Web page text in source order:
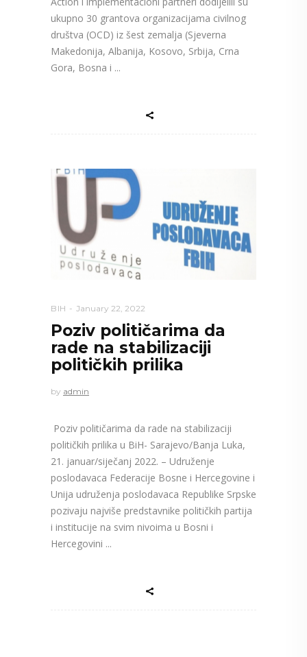
ukupno 30 grantova organizacijama civilnog
društva (OCD) iz šest zemalja (Sjeverna
Makedonija, Albanija, Kosovo, Srbija, Crna
Gora, Bosna i
BIH January 22, 2022
Poziv političarima da
rade na stabilizaciji
političkih prilika
by admin
Poziv političarima da rade na stabilizaciji
političkih prilika u BiH- Sarajevo/Banja Luka,
21. januar/siječanj 2022. – Udruženje
poslodavaca Federacije Bosne i Hercegovine i
Unija udruženja poslodavaca Republike Srpske
pozivaju najviše predstavnike političkih partija
i institucije na svim nivoima u Bosni i
Hercegovini